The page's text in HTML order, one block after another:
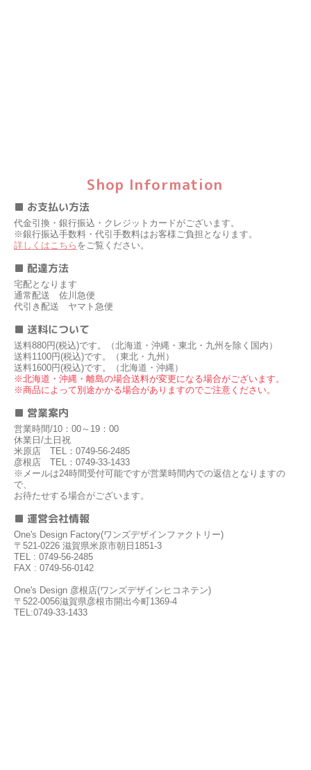
Shop Information
■ お支払い方法
代金引換・銀行振込・クレジットカードがございます。
※銀行振込手数料・代引手数料はお客様ご負担となります。
詳しくはこちら をご覧ください。
■ 配達方法
宅配となります
通常配送 佐川急便
代引き配送 ヤマト急便
■ 送料について
送料880円(税込)です。（北海道・沖縄・東北・九州を除く国内）
送料1100円(税込)です。（東北・九州）
送料1600円(税込)です。（北海道・沖縄）
※北海道・沖縄・離島の場合送料が変更になる場合がございます。
※商品によって別途かかる場合がありますのでご注意ください。
■ 営業案内
営業時間/10：00～19：00
休業日/土日祝
米原店 TEL：0749-56-2485
彦根店 TEL：0749-33-1433
※メールは24時間受付可能ですが営業時間内での返信となりますの
で、
お待たせする場合がございます。
■ 運営会社情報
One's Design Factory(ワンズデザインファクトリー)
〒521-0226 滋賀県米原市朝日1851-3
TEL : 0749-56-2485
FAX : 0749-56-0142
One's Design 彦根店(ワンズデザインヒコネテン)
〒522-0056滋賀県彦根市開出今町1369-4
TEL:0749-33-1433